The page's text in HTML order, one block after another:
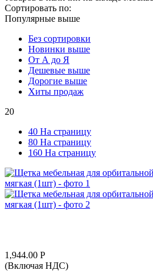
Сортировать по:
Популярные выше
Без сортировки
Новинки выше
От А до Я
Дешевые выше
Дорогие выше
Хиты продаж
20
40 На страницу
80 На страницу
160 На страницу
1,944.00 Р
(Включая НДС)